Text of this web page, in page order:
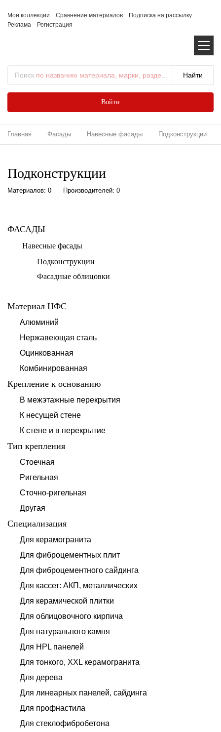
Мои коллекции Сравнение материалов
Подписка на рассылку
Реклама
Регистрация
Поиск по названию материала, марки, раздела...
Войти
Главная Фасады Навесные фасады Подконструкции
Подконструкции
Материалов: 0 Производителей: 0
ФАСАДЫ
Навесные фасады
Подконструкции
Фасадные облицовки
Материал НФС
Алюминий
Нержавеющая сталь
Оцинкованная
Комбинированная
Крепление к основанию
В межэтажные перекрытия
К несущей стене
К стене и в перекрытие
Тип крепления
Стоечная
Ригельная
Сточно-ригельная
Другая
Специализация
Для керамогранита
Для фиброцементных плит
Для фиброцементного сайдинга
Для кассет: АКП, металлических
Для керамической плитки
Для облицовочного кирпича
Для натурального камня
Для HPL панелей
Для тонкого, XXL керамогранита
Для дерева
Для линеарных панелей, сайдинга
Для профнастила
Для стеклофибробетона